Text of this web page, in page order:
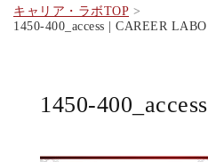
キャリア・ラボTOP
1450-400_access | CAREER
1450-400_access